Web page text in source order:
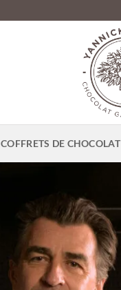
COFFRETS DE CHOCOLAT